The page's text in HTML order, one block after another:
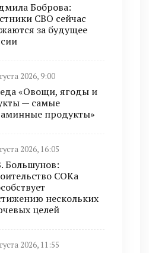
Боброва:
СВО сейчас
за будущее
2026, 9:00
«Овощи, ягоды и
— самые
продукты»
2026, 16:05
Большунов:
СОКа
нескольких
целей
2026, 11:55